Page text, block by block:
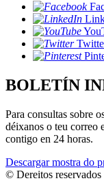
BOLETÍN
Para consultas sobre
déixanos o teu correo
contigo en 24 horas.
Descargar mostra do
© Dereitos